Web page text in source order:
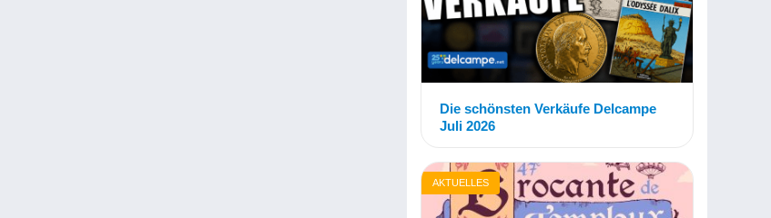
Die schönsten Verkäufe Delcampe
Juli 2026
AKTUELLES